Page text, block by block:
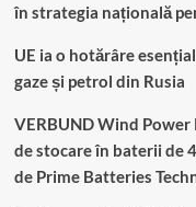
în strategia națională
UE ia o hotărâre
gaze și petrol din Rusia
VERBUND Wind Power
de stocare în baterii de
de Prime Batteries